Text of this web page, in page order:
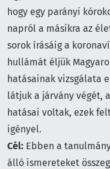
hogy egy parányi
napról a másikra az
sorok írásáig a
hullámát éljük
hatásainak vizsgálata
látjuk a járvány végét,
hatásai voltak, ezek
igényel.
Cél: Ebben a
álló ismereteket